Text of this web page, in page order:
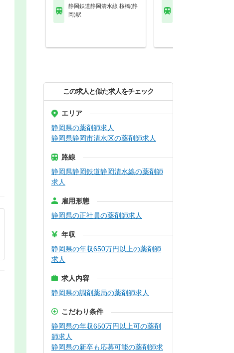
静岡鉄道静岡清水線 桜橋(静
岡)駅
この求人と似た求人をチェック
エリア
静岡県の薬剤師求人
静岡県静岡市清水区の薬剤師求人
路線
静岡県静岡鉄道静岡清水線の薬剤師
求人
雇用形態
静岡県の正社員の薬剤師求人
年収
静岡県の年収650万円以上の薬剤師
求人
求人内容
静岡県の調剤薬局の薬剤師求人
こだわり条件
静岡県の年収650万円以上可の薬剤
師求人
静岡県の新卒も応募可能の薬剤師求